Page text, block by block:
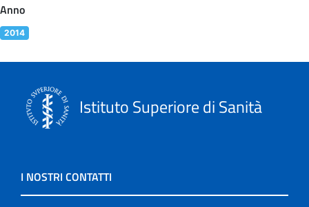
Anno
2014
Istituto Superiore di Sanità
I NOSTRI CONTATTI